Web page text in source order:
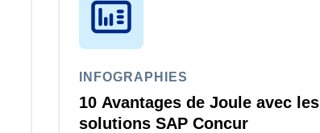
INFOGRAPHIES
10 Avantages de Joule avec les
solutions SAP Concur